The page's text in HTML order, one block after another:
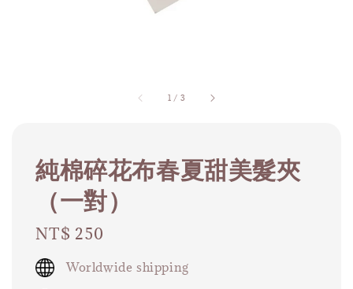
1 / 3
純棉碎花布春夏甜美髮夾
（一對）
Regular
price
NT$ 250
Worldwide shipping